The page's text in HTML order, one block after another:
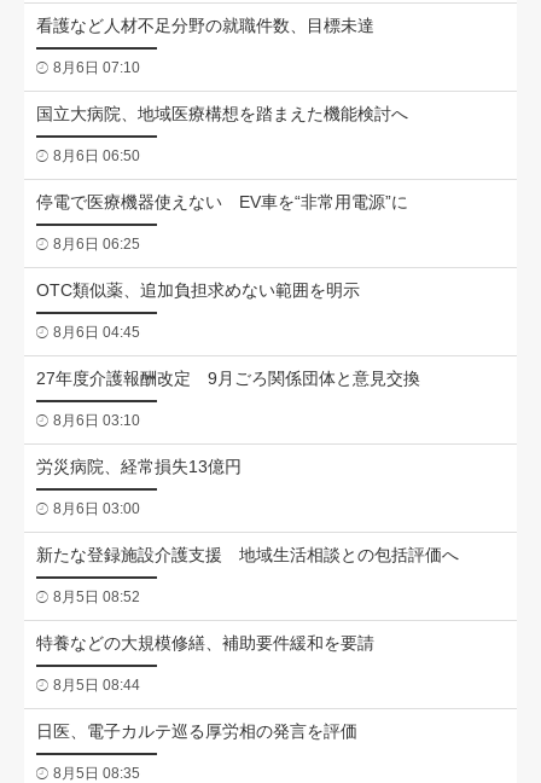
看護など人材不足分野の就職件数、目標未達
8月6日 07:10
国立大病院、地域医療構想を踏まえた機能検討へ
8月6日 06:50
停電で医療機器使えない EV車を“非常用電源”に
8月6日 06:25
OTC類似薬、追加負担求めない範囲を明示
8月6日 04:45
27年度介護報酬改定 9月ごろ関係団体と意見交換
8月6日 03:10
労災病院、経常損失13億円
8月6日 03:00
新たな登録施設介護支援 地域生活相談との包括評価へ
8月5日 08:52
特養などの大規模修繕、補助要件緩和を要請
8月5日 08:44
日医、電子カルテ巡る厚労相の発言を評価
8月5日 08:35